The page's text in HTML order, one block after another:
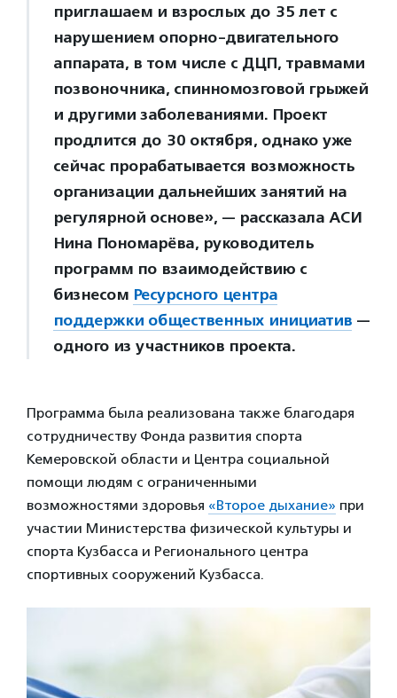
приглашаем и взрослых до 35 лет с
нарушением опорно-двигательного
аппарата, в том числе с ДЦП, травмами
позвоночника, спинномозговой грыжей
и другими заболеваниями. Проект
продлится до 30 октября, однако уже
сейчас прорабатывается возможность
организации дальнейших занятий на
регулярной основе», — рассказала АСИ
Нина Пономарёва, руководитель
программ по взаимодействию с
бизнесом Ресурсного центра
поддержки общественных инициатив —
одного из участников проекта.
Программа была реализована также благодаря
сотрудничеству Фонда развития спорта
Кемеровской области и Центра социальной
помощи людям с ограниченными
возможностями здоровья «Второе дыхание» при
участии Министерства физической культуры и
спорта Кузбасса и Регионального центра
спортивных сооружений Кузбасса.